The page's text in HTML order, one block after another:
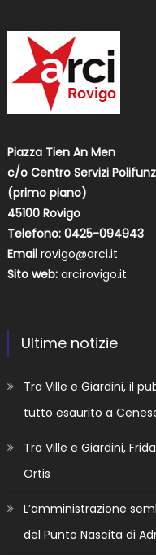
Piazza Tien An Men
c/o Centro Servizi
(primo piano)
45100 Rovigo
Telefono: 0425-094943
Email rovigo@arci.it
Sito web: arcirovigo.it
Ultime notizie
Tra Ville e Giardini, il
tutto esaurito a
Tra Ville e Giardini,
Ortis
L’amministrazione
del Punto Nascita di